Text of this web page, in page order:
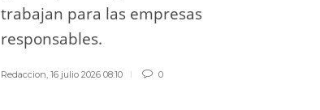
trabajan para las empresas
responsables.
Redaccion ,16 julio 2026 08:10 0